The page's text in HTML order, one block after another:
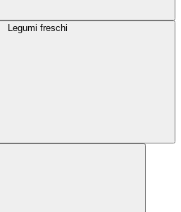
Legumi freschi